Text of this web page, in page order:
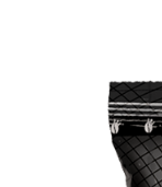
Dove siamo
Il mio account